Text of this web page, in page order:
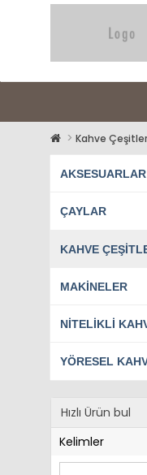
Kahve
AKSESUARLAR
ÇAYLAR
KAHVE
MAKINELER
NITELIKLI
YÖRESEL
Hızlı Ürün bul
Kelimler